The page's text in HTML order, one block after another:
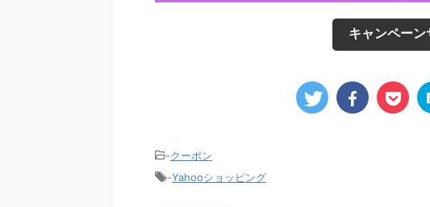
キャンペーン
-クーポン
-Yahooショッピング